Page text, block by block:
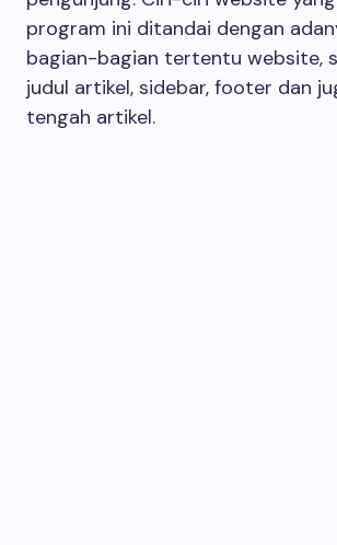
program ini ditandai dengan
bagian-bagian tertentu website,
judul artikel, sidebar, footer dan
tengah artikel.